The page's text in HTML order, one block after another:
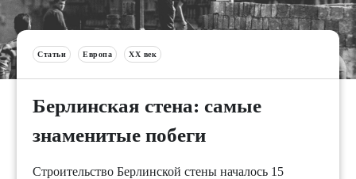
Статьи Европа XX век
Берлинская стена: самые
знаменитые побеги
Строительство Берлинской стены началось 15